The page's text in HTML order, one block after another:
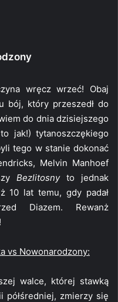
wręcz wrzeć! Obaj
bój, który przeszedł do
do dnia dzisiejszego
jak!) tytanoszczękiego
tego w stanie dokonać
Melvin Manhoef
Bezlitosnyto jednak
10 lat temu, gdy padał
Diazem. Rewanż
vs Nowonarodzony:
walce, której stawką
półśredniej, zmierzy się